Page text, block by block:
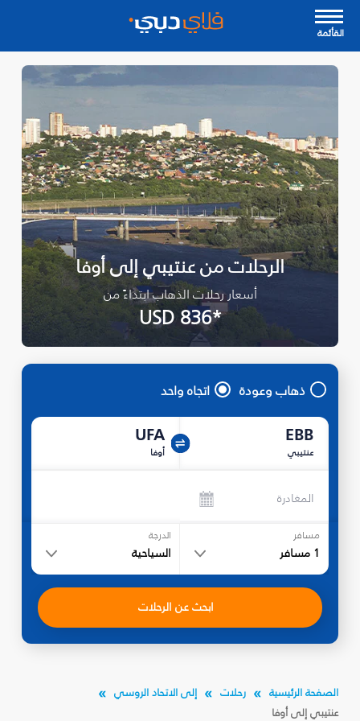
القأئمة
الرحلات من عنتيبي إلى أوفا
أسعار رحلات الذهاب ابتداءً من
*USD 836
ذهاب وعودة اتجاه واحد
EBB
عنتيبي
UFA
أوفا
المغادرة
مسافر
1 مسافر
الدرجة
السياحية
ابحث عن الرحلات
الصفحة الرئيسية رحلات
إلى الاتحاد الروسي
عنتيبي إلى أوفا